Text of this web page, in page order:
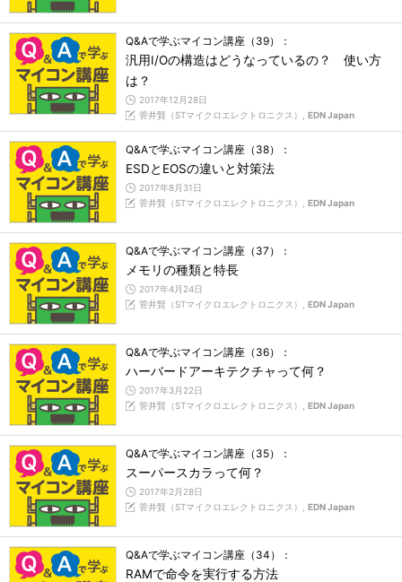
Q&Aで学ぶマイコン講座（39）：
汎用I/Oの構造はどうなっているの？ 使い方
は？
2017年12月28日
菅井賢（STマイクロエレクトロニクス）, EDN Japan
Q&Aで学ぶマイコン講座（38）：
ESDとEOSの違いと対策法
2017年8月31日
菅井賢（STマイクロエレクトロニクス）, EDN Japan
Q&Aで学ぶマイコン講座（37）：
メモリの種類と特長
2017年4月24日
菅井賢（STマイクロエレクトロニクス）, EDN Japan
Q&Aで学ぶマイコン講座（36）：
ハーバードアーキテクチャって何？
2017年3月22日
菅井賢（STマイクロエレクトロニクス）, EDN Japan
Q&Aで学ぶマイコン講座（35）：
スーパースカラって何？
2017年2月28日
菅井賢（STマイクロエレクトロニクス）, EDN Japan
Q&Aで学ぶマイコン講座（34）：
RAMで命令を実行する方法